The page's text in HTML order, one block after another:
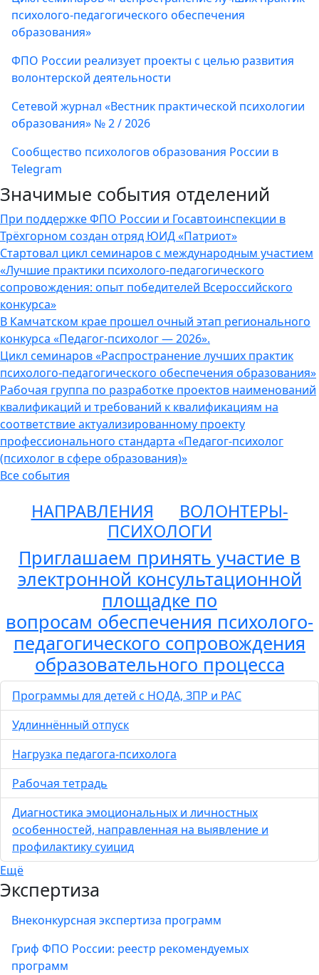
психолого-педагогического обеспечения
образования»
ФПО России реализует проекты с целью развития
волонтерской деятельности
Сетевой журнал «Вестник практической психологии
образования» № 2 / 2026
Сообщество психологов образования России в
Telegram
Значимые события отделений
При поддержке ФПО России и Госавтоинспекции в
Трёхгорном создан отряд ЮИД «Патриот»
Стартовал цикл семинаров с международным участием
«Лучшие практики психолого-педагогического
сопровождения: опыт победителей Всероссийского
конкурса»
В Камчатском крае прошел очный этап регионального
конкурса «Педагог-психолог — 2026».
Цикл семинаров «Распространение лучших практик
психолого-педагогического обеспечения образования»
Рабочая группа по разработке проектов наименований
квалификаций и требований к квалификациям на
соответствие актуализированному проекту
профессионального стандарта «Педагог-психолог
(психолог в сфере образования)»
Все события
НАПРАВЛЕНИЯ
ВОЛОНТЕРЫ-
ПСИХОЛОГИ
Приглашаем принять участие в
электронной консультационной
площадке по
вопросам обеспечения психолого-
педагогического сопровождения
образовательного процесса
Программы для детей с НОДА, ЗПР и РАС
Удлиннённый отпуск
Нагрузка педагога-психолога
Рабочая тетрадь
Диагностика эмоциональных и личностных
особенностей, направленная на выявление и
профилактику суицид
Ещё
Экспертиза
Внеконкурсная экспертиза программ
Гриф ФПО России: реестр рекомендуемых
программ